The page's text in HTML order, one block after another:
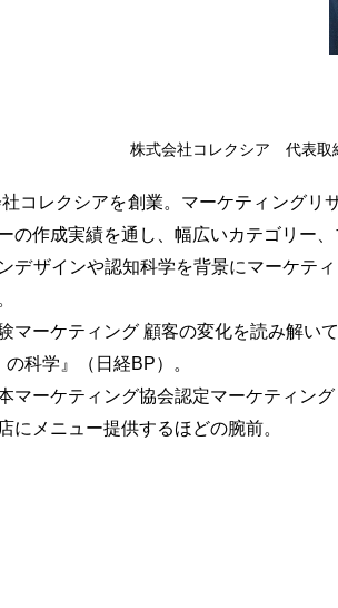
株式会社コレクシア 代表取
コレクシアを創業。マーケティング
の作成実績を通し、幅広いカテゴリー
デザインや認知科学を背景にマーケテ
マーケティング 顧客の変化を読み解い
科学』（日経BP）。
マーケティング協会認定マーケティング
にメニュー提供するほどの腕前。